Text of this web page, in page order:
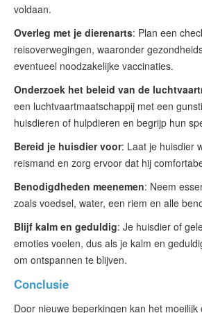
voldaan.
Overleg met je dierenarts: Plan een
reisoverwegingen, waaronder
eventueel noodzakelijke vaccinaties.
Onderzoek het beleid van de
een luchtvaartmaatschappij met een
huisdieren of hulpdieren en begrijp hun
Bereid je huisdier voor: Laat je huisdier
reismand en zorg ervoor dat hij
Benodigdheden meenemen: Neem
zoals voedsel, water, een riem en alle
Blijf kalm en geduldig: Je huisdier of
emoties voelen, dus als je kalm en
om ontspannen te blijven.
Conclusie
Door nieuwe beperkingen kan het